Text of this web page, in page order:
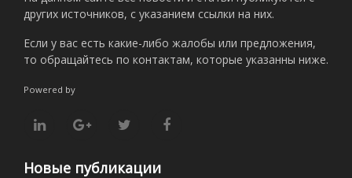
других источников, с указанием ссылки на них.
Если у вас есть какие-либо жалобы или предложения,
то обращайтесь по контактам, которые указанны ниже.
Powered by
Новые публикации